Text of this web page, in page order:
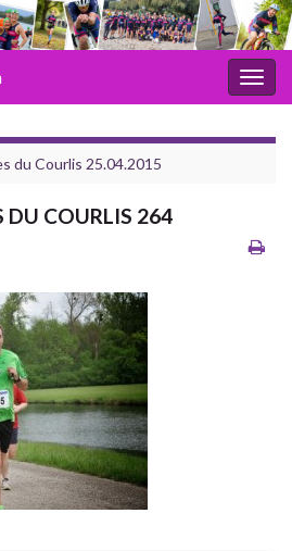
du Courlis 25.04.2015
DU COURLIS 264